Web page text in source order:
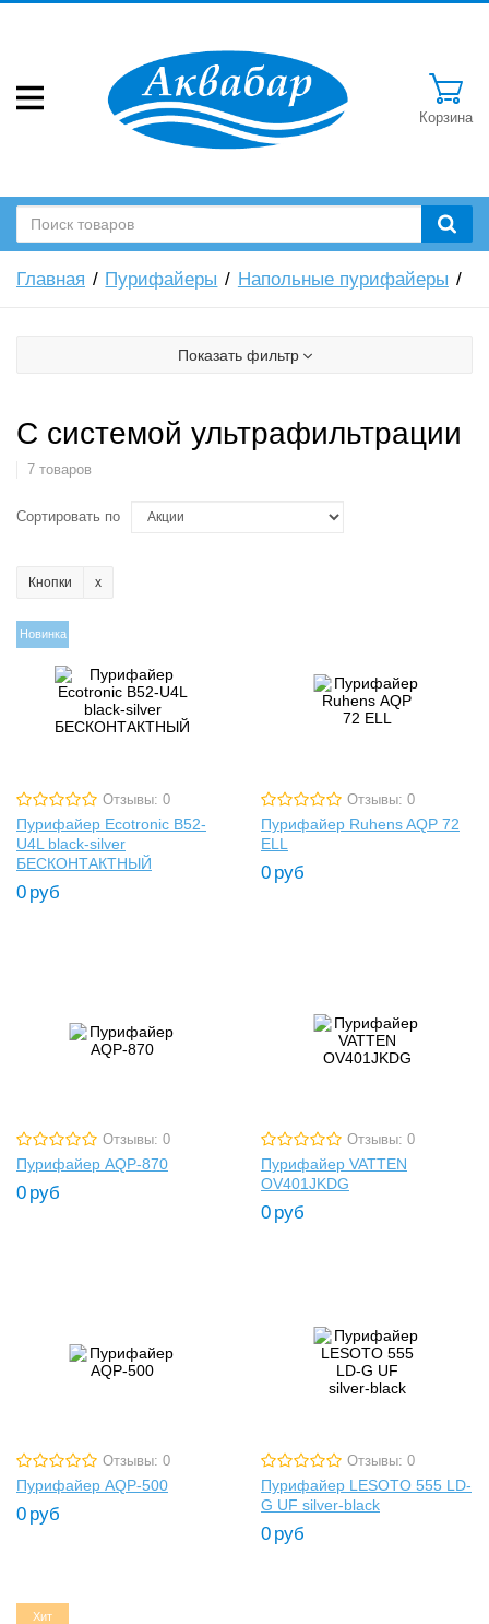
Корзина
Главная Пурифайеры Напольные пурифайеры
Показать фильтр
С системой ультрафильтрации
7 товаров
Сортировать по
Кнопки
Новинка
Отзывы: 0
Пурифайер Ecotronic B52-
U4L black-silver
БЕСКОНТАКТНЫЙ
0 руб
Отзывы: 0
Пурифайер Ruhens AQP 72
ELL
0 руб
Отзывы: 0
Пурифайер AQP-870
0 руб
Отзывы: 0
Пурифайер VATTEN
OV401JKDG
0 руб
Отзывы: 0
Пурифайер AQP-500
0 руб
Отзывы: 0
Пурифайер LESOTO 555 LD-
G UF silver-black
0 руб
Хит